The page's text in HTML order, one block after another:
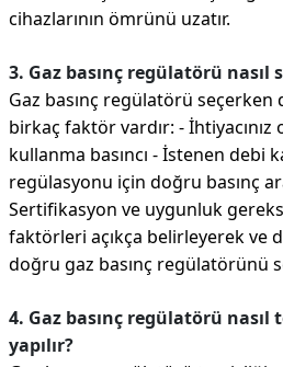
cihazlarının ömrünü uzatır.
3. Gaz basınç regülatörü nasıl
Gaz basınç regülatörü seçerken
birkaç faktör vardır: -
kullanma basıncı - İstenen debi
regülasyonu için doğru basınç
Sertifikasyon ve uygunluk
faktörleri açıkça belirleyerek ve
doğru gaz basınç regülatörünü
4. Gaz basınç regülatörü nasıl
yapılır?